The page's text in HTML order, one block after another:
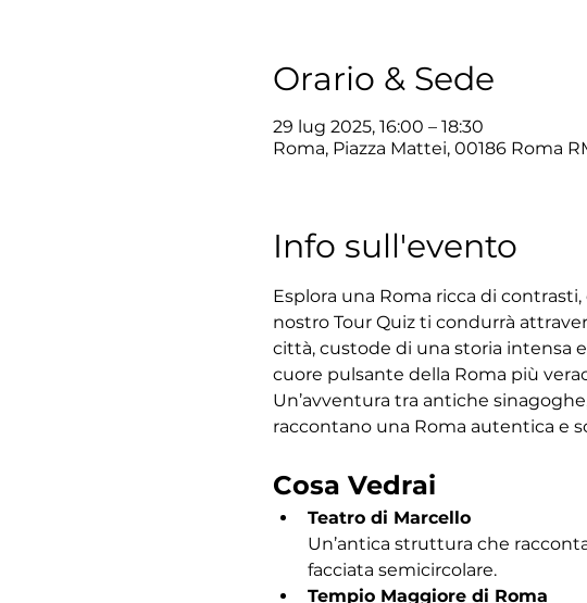
Orario & Sede
29 lug 2025, 16:00 – 18:30
Roma, Piazza Mattei, 00186 Roma
Info sull'evento
Esplora una Roma ricca di
nostro Tour Quiz ti condurrà
città, custode di una storia intensa
cuore pulsante della Roma più
Un’avventura tra antiche
raccontano una Roma autentica e
Cosa Vedrai
Teatro di Marcello
Un’antica struttura che
facciata semicircolare.
Tempio Maggiore di Roma